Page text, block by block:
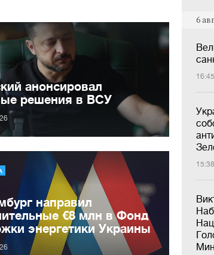
6
16:45
15:38
анонсировал
решения в ВСУ
направил
€8 млн в Фонд
энергетики Украины